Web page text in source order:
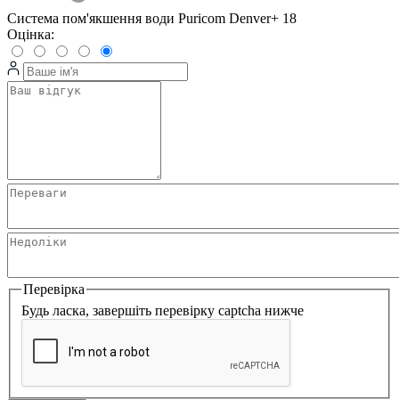
Система пом'якшення води Puricom Denver+ 18
Оцінка:
Перевірка
Будь ласка, завершіть перевірку captcha нижче